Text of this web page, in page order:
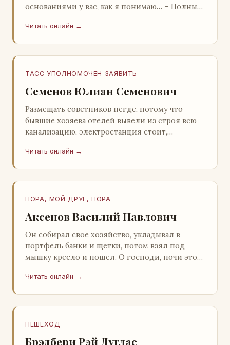
основаниями у вас, как я понимаю… – Полный
Натанович. – Что ж, …
Читать онлайн →
ТАСС УПОЛНОМОЧЕН ЗАЯВИТЬ
Семенов Юлиан Семенович
Размещать советников негде, потому что
бывшие хозяева отелей вывели из строя всю
канализацию, электростанция стоит,
А. Алешин». …
Читать онлайн →
ПОРА, МОЙ ДРУГ, ПОРА
Аксенов Василий Павлович
Он собирал свое хозяйство, укладывал в
портфель банки и щетки, потом взял под
мышку кресло и пошел. О господи, ночи этой
заставлял…
Читать онлайн →
ПЕШЕХОД
Брэдбери Рэй Дуглас